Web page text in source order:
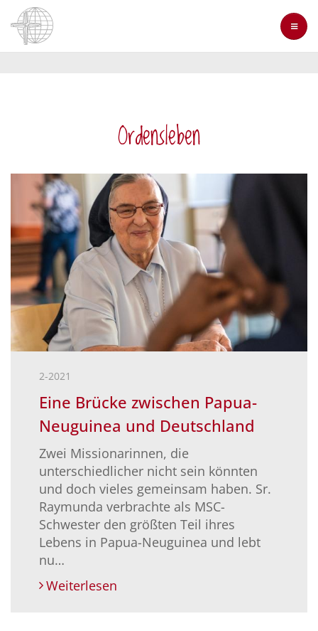
Direkt
zum
Inhalt
Ordensleben
2-2021
Eine Brücke zwischen Papua-
Neuguinea und Deutschland
Zwei Missionarinnen, die
unterschiedlicher nicht sein könnten
und doch vieles gemeinsam haben. Sr.
Raymunda verbrachte als MSC-
Schwester den größten Teil ihres
Lebens in Papua-Neuguinea und lebt
nu…
Weiterlesen